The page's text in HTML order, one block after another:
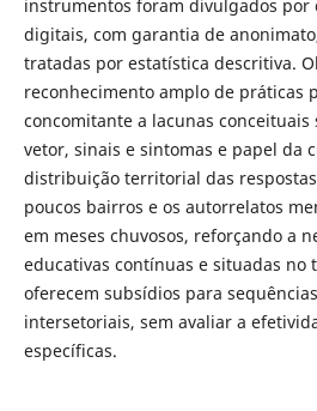
instrumentos foram divulgados por
digitais, com garantia de
tratadas por estatística descritiva.
reconhecimento amplo de práticas
concomitante a lacunas
vetor, sinais e sintomas e papel da
distribuição territorial das
poucos bairros e os autorrelatos
em meses chuvosos, reforçando a
educativas contínuas e situadas no
oferecem subsídios para
intersetoriais, sem avaliar a
específicas.